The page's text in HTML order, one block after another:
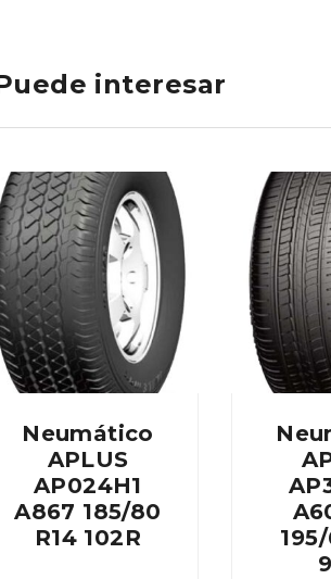
interesar
Neumático
APLUS
AP024H1
A867 185/80
R14 102R